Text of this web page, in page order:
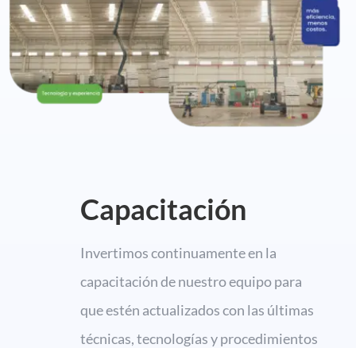
Capacitación
Invertimos continuamente en la
capacitación de nuestro equipo para
que estén actualizados con las últimas
técnicas,tecnologías y procedimientos